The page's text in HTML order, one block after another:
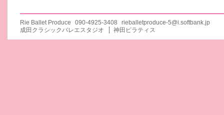
Rie Ballet Produce 090-4925-3408
rieballetproduce-5@i.softbank.jp
成田クラシックバレエスタジオ
神田ピラティス